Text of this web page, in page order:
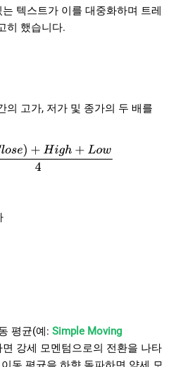
텍스트가 이를 대중화하며 트레
히 했습니다.
의 고가, 저가 및 종가의 두 배를
Hig
평균(예: Simple Moving
강세 모멘텀으로의 전환을 나타